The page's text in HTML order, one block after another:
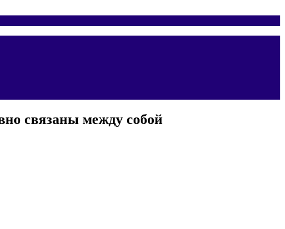
связаны между собой